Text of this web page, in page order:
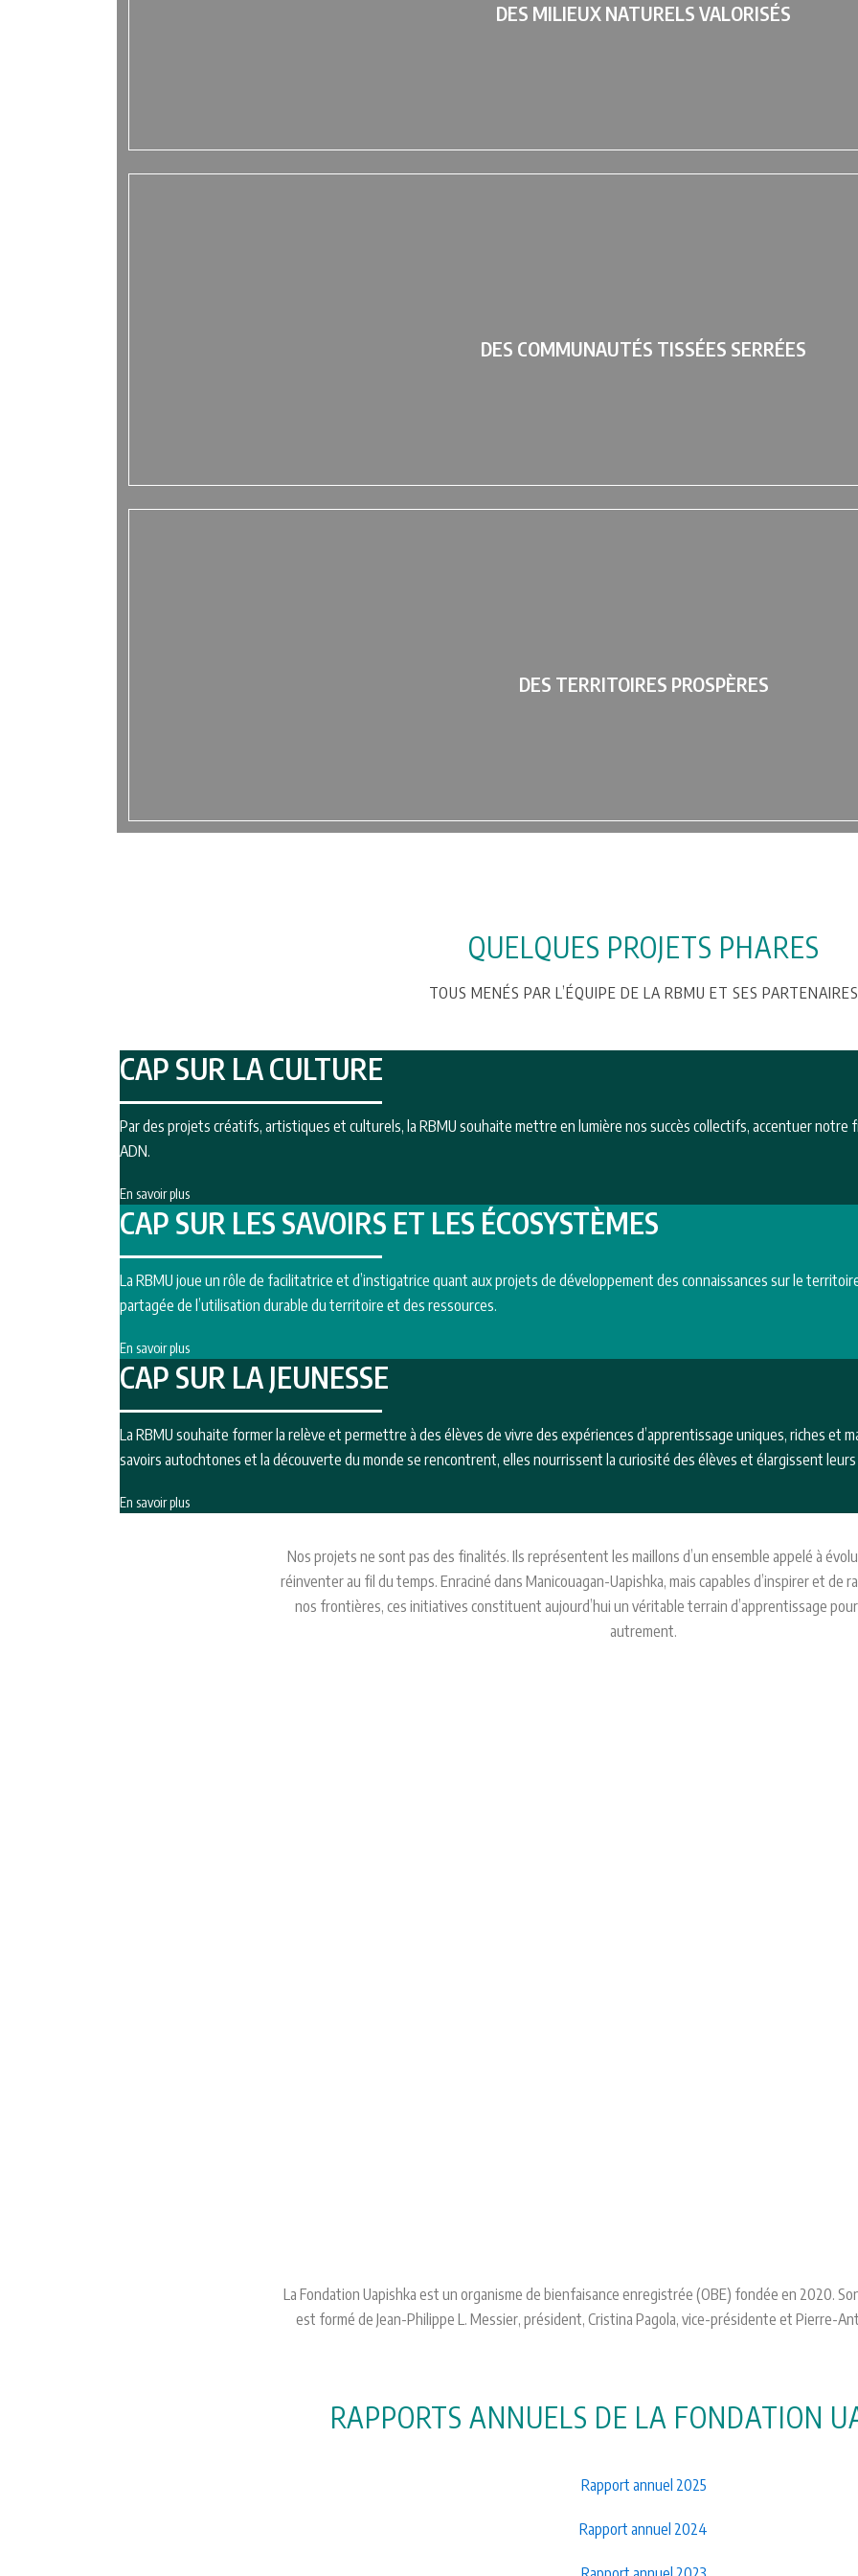
DES MILIEUX NATURELS VALORISÉS
Renforcer la conservation des écosystèmes et l'adaptation
DES COMMUNAUTÉS TISSÉES SERRÉES
Cultiver le vivre-ensemble, le dialogue et la réconciliation
DES TERRITOIRES PROSPÈRES
Accompagner la transition des pratiques économiques
QUELQUES PROJETS PHARES
TOUS MENÉS PAR L’ÉQUIPE DE LA RBMU ET SES PARTENAIRES
CAP SUR LA CULTURE
Par des projets créatifs, artistiques et culturels, la RBMU souhaite mettre en lumière nos succès collectifs, accentuer
ADN.
En savoir plus
CAP SUR LES SAVOIRS ET LES ÉCOSYSTÈMES
La RBMU joue un rôle de facilitatrice et d’instigatrice quant aux projets de développement des connaissances sur le
partagée de l’utilisation durable du territoire et des ressources.
En savoir plus
CAP SUR LA JEUNESSE
La RBMU souhaite former la relève et permettre à des élèves de vivre des expériences d’apprentissage uniques, riches et
savoirs autochtones et la découverte du monde se rencontrent, elles nourrissent la curiosité des élèves et élargissent
En savoir plus
Nos projets ne sont pas des finalités. Ils représentent les maillons d’un ensemble appelé à
réinventer au fil du temps. Enraciné dans Manicouagan-Uapishka, mais capables d’inspirer et de
nos frontières, ces initiatives constituent aujourd’hui un véritable terrain d’apprentissage
autrement.
La Fondation Uapishka est un organisme de bienfaisance enregistrée (OBE) fondée en 2020.
est formé de Jean-Philippe L. Messier, président, Cristina Pagola, vice-présidente et Pierre-
RAPPORTS ANNUELS DE LA FONDATION
Rapport annuel 2025
Rapport annuel 2024